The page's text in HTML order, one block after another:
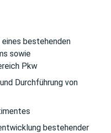
bestehenden
sowie
Pkw
Durchführung von
bestehender